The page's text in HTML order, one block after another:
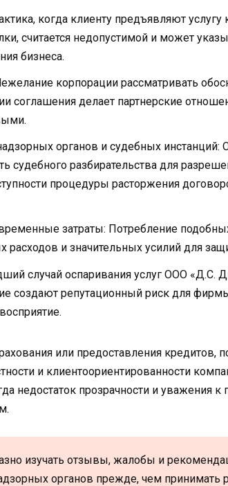
когда клиенту предъявляют услугу
считается недопустимой и может
бизнеса.
корпорации рассматривать
соглашения делает партнерские
органов и судебных инстанций:
судебного разбирательства для
процедуры расторжения
затраты: Потребление
расходов и значительных усилий для
случай оспаривания услуг ООО «Д.С.
создают репутационный риск для
или предоставления кредитов,
и клиентоориентированности
недостаток прозрачности и уважения к
изучать отзывы, жалобы и
органов прежде, чем принимать